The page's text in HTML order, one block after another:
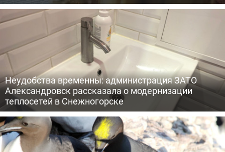
Неудобства временны: администрация ЗАТО
Александровск рассказала о модернизации
теплосетей в Снежногорске